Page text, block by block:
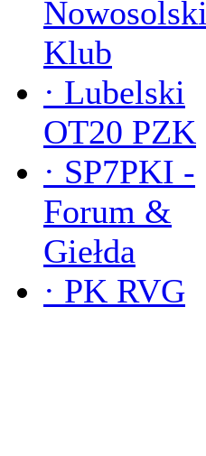
Nowosolski
Klub
· Lubelski
OT20 PZK
· SP7PKI -
Forum &
Giełda
· PK RVG